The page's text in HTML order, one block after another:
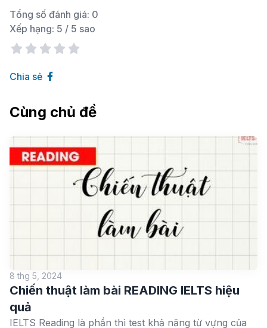
Tổng số đánh giá: 0
Xếp hạng: 5 / 5 sao
Chia sẻ
Cùng chủ đề
8 thg 5, 2024
Chiến thuật làm bài READING IELTS hiệu
quả
IELTS Reading là phần thì test khả năng từ vựng của